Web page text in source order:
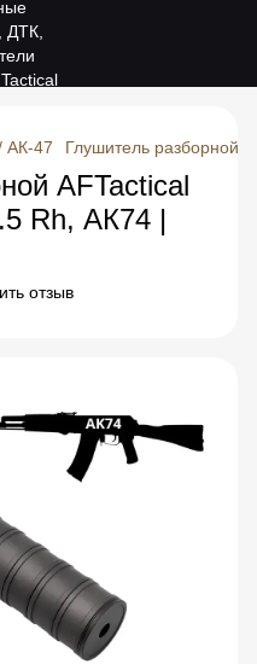
АК-47 Глушитель разборной
AFTactical
Rh, АК74 |
отзыв